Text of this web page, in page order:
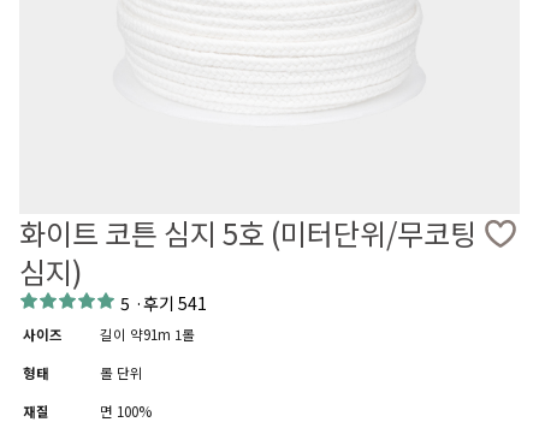
화이트 코튼 심지 5호 (미터단위/무코팅
심지)
5 ·후기 541
사이즈
길이 약91m 1롤
형태
롤 단위
재질
면 100%